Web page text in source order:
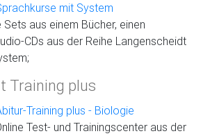
mit System
aus einem Bücher, einen
CDs aus der Reihe Langenscheidt
Training plus
Training plus - Biologie
Test- und Trainingscenter aus der